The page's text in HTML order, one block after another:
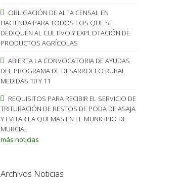
OBLIGACIÓN DE ALTA CENSAL EN
HACIENDA PARA TODOS LOS QUE SE
DEDIQUEN AL CULTIVO Y EXPLOTACIÓN DE
PRODUCTOS AGRÍCOLAS
ABIERTA LA CONVOCATORIA DE AYUDAS
DEL PROGRAMA DE DESARROLLO RURAL.
MEDIDAS 10 Y 11
REQUISITOS PARA RECIBIR EL SERVICIO DE
TRITURACIÓN DE RESTOS DE PODA DE ASAJA
Y EVITAR LA QUEMAS EN EL MUNICIPIO DE
MURCIA..
más noticias
Archivos Noticias